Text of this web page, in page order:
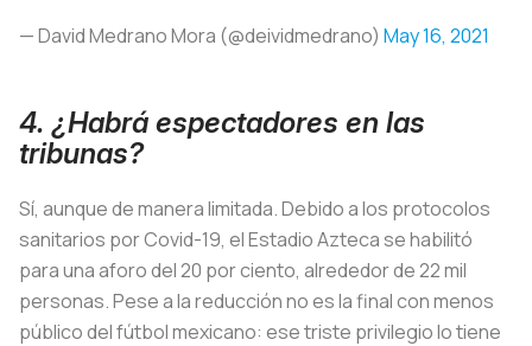
— David Medrano Mora (@deividmedrano) May 16, 2021
4. ¿Habrá espectadores en las
tribunas?
Sí, aunque de manera limitada. Debido a los protocolos
sanitarios por Covid-19, el Estadio Azteca se habilitó
para una aforo del 20 por ciento, alrededor de 22 mil
personas. Pese a la reducción no es la final con menos
público del fútbol mexicano: ese triste privilegio lo tiene